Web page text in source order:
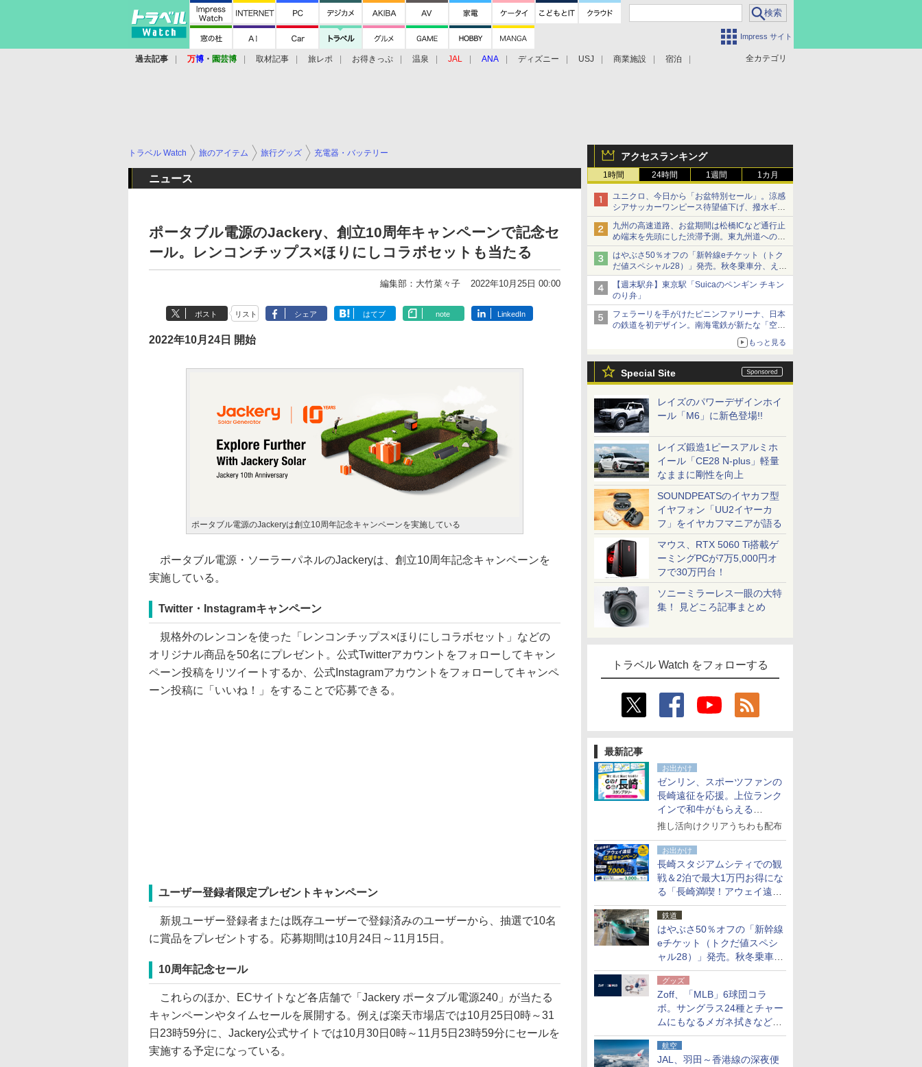
Impress サイト
全カテゴリ
過去記事 万博 ・ 園芸博 取材記事 旅レポ お得きっぷ 温泉 JAL ANA ディズニー USJ 商業施設 宿泊
アクセスランキング
1時間 24時間 1週間 1カ月
ユニクロ、今日から「お盆特別セール」。涼感
シアサッカーワンピース待望値下げ、撥水ギア
ショーツは1990円に
九州の高速道路、お盆期間は松橋ICなど通行止
め端末を先頭にした渋滞予測。東九州道への迂
回は料金調整を実施
はやぶさ50％オフの「新幹線eチケット（トク
だ値スペシャル28）」発売。秋冬乗車分、えき
ねっと限定
【週末駅弁】東京駅「Suicaのペンギン チキン
のり弁」
フェラーリを手がけたピニンファリーナ、日本
の鉄道を初デザイン。南海電鉄が新たな「空港
もっと見る
Special Site
レイズのパワーデザインホイ
ール「M6」に新色登場!!
レイズ鍛造1ピースアルミホ
イール「CE28 N-plus」軽量
なままに剛性を向上
SOUNDPEATSのイヤカフ型
イヤフォン「UU2イヤーカ
フ」をイヤカフマニアが語る
マウス、RTX 5060 Ti搭載ゲ
ーミングPCが7万5,000円オ
フで30万円台！
ソニーミラーレス一眼の大特
集！ 見どころ記事まとめ
トラベル Watch をフォローする
最新記事
お出かけ
ゼンリン、スポーツファンの
長崎遠征を応援。上位ランク
インで和牛がもらえる
「GO！GO！長崎スタンプラ
推し活向けクリアうちわも配布
お出かけ
長崎スタジアムシティでの観
戦＆2泊で最大1万円お得にな
る「長崎満喫！アウェイ遠征
応援キャンペーン」
鉄道
はやぶさ50％オフの「新幹線
eチケット（トクだ値スペシ
ャル28）」発売。秋冬乗車
分、えきねっと限定
グッズ
Zoff、「MLB」6球団コラ
ボ。サングラス24種とチャー
ムにもなるメガネ拭きなど雑
貨24種
航空
JAL、羽田～香港線の深夜便
トラベル Watch 旅のアイテム 旅行グッズ 充電器・バッテリー
ニュース
ポータブル電源のJackery、創立10周年キャンペーンで記念セ
ール。レンコンチップス×ほりにしコラボセットも当たる
編集部：大竹菜々子 2022年10月25日 00:00
ポスト リスト シェア はてブ note LinkedIn
2022年10月24日 開始
ポータブル電源のJackeryは創立10周年記念キャンペーンを実施している
ポータブル電源・ソーラーパネルのJackeryは、創立10周年記念キャンペーンを
実施している。
Twitter・Instagramキャンペーン
規格外のレンコンを使った「レンコンチップス×ほりにしコラボセット」などの
オリジナル商品を50名にプレゼント。公式Twitterアカウントをフォローしてキャン
ペーン投稿をリツイートするか、公式Instagramアカウントをフォローしてキャンペ
ーン投稿に「いいね！」をすることで応募できる。
ユーザー登録者限定プレゼントキャンペーン
新規ユーザー登録者または既存ユーザーで登録済みのユーザーから、抽選で10名
に賞品をプレゼントする。応募期間は10月24日～11月15日。
10周年記念セール
これらのほか、ECサイトなど各店舗で「Jackery ポータブル電源240」が当たる
キャンペーンやタイムセールを展開する。例えば楽天市場店では10月25日0時～31
日23時59分に、Jackery公式サイトでは10月30日0時～11月5日23時59分にセールを
実施する予定になっている。